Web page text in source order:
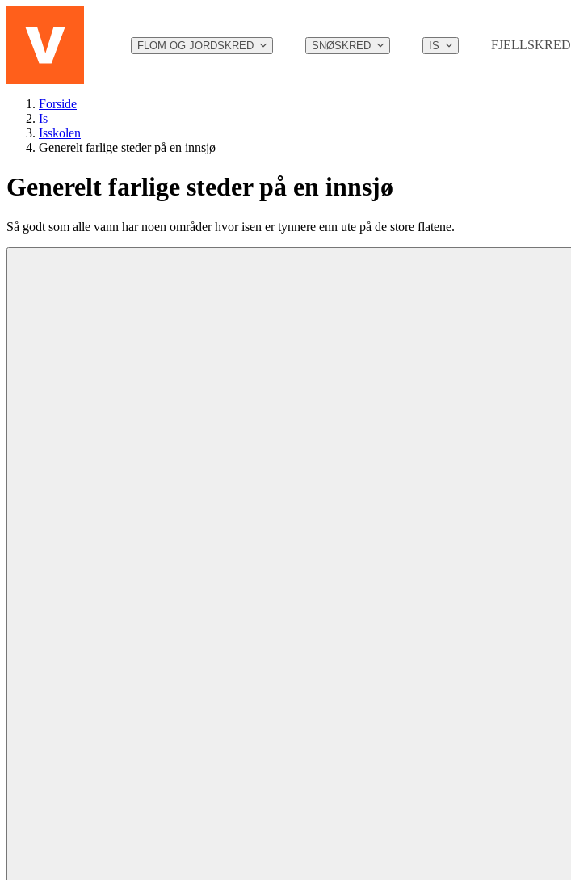
FLOM OG JORDSKRED SNØSKRED IS FJELLSKRED
Forside
Is
Isskolen
Generelt farlige steder på en innsjø
Generelt farlige steder på en innsjø
Så godt som alle vann har noen områder hvor isen er tynnere enn ute på de store flatene.